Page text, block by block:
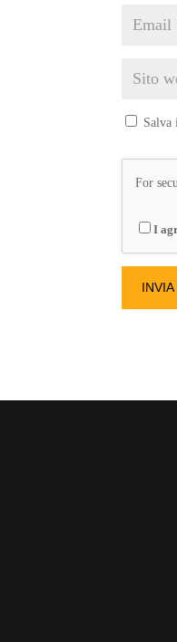
Salva
For
I